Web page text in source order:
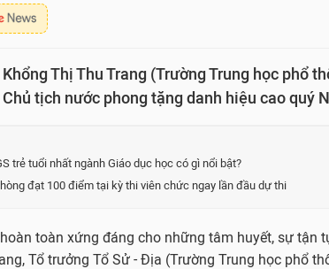
Thị Thu Trang (Trường Trung học phổ
tịch nước phong tặng danh hiệu cao quý
trẻ tuổi nhất ngành Giáo dục học có gì nổi bật?
đạt 100 điểm tại kỳ thi viên chức ngay lần đầu dự thi
toàn xứng đáng cho những tâm huyết, sự tận
Tổ trưởng Tổ Sử - Địa (Trường Trung học phổ